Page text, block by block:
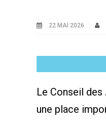
22 MAI 2026
Le Conseil
une place